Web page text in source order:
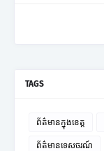
TAGS
ព័ត៌មានក្នុងខេត្ត
ព័ត៌មានទេសចរណ៍